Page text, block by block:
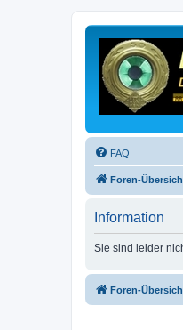
FAQ
Foren-
Information
Sie sind leider
Foren-